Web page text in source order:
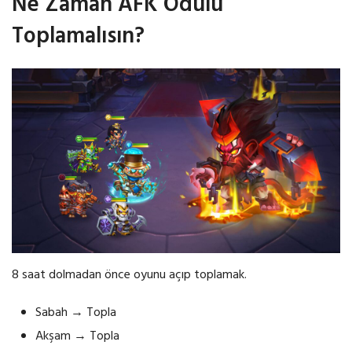
Toplamalısın?
8 saat dolmadan önce oyunu açıp toplamak.
Sabah → Topla
Akşam → Topla